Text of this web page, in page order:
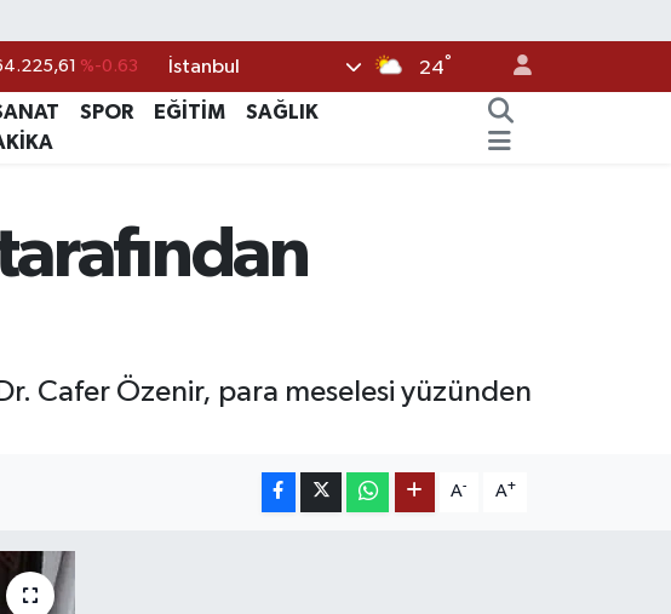
47,7143 %0.16
55,0317
%1.44
13.799 %70
İstanbul 24°
SPOR EĞİTİM
SAĞLIK
Cafer Özenir, para meselesi yüzünden
A- A+